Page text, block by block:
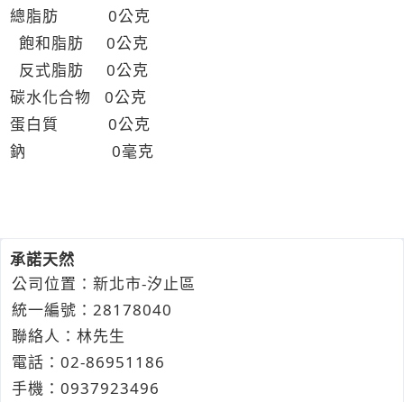
總脂肪 0公克
飽和脂肪 0公克
反式脂肪 0公克
碳水化合物 0公克
蛋白質 0公克
鈉 0毫克
承諾天然
公司位置：新北市-汐止區
統一編號：28178040
聯絡人：林先生
電話： 02-86951186
手機： 0937923496